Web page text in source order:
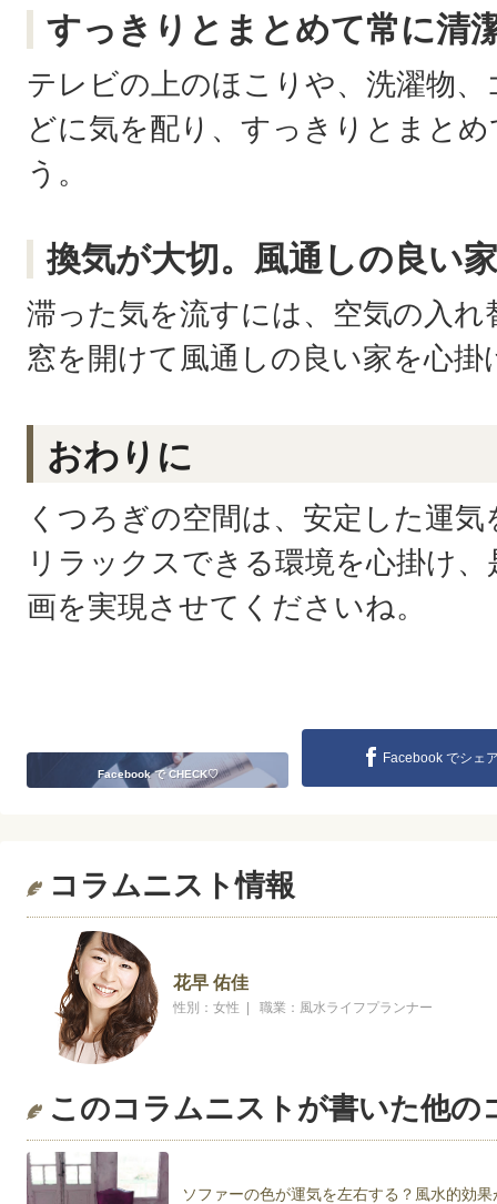
すっきりとまとめて常に清
テレビの上のほこりや、洗濯物
どに気を配り、すっきりとまと
う。
換気が大切。風通しの良い
滞った気を流すには、空気の入
窓を開けて風通しの良い家を心掛
おわりに
くつろぎの空間は、安定した運
リラックスできる環境を心掛け
画を実現させてくださいね。
Facebook で CHECK♡
Facebook でシェ
コラムニスト情報
花早 佑佳
性別：女性 | 職業：風水ライフプランナー
このコラムニストが書いた他の
ソファーの色が運気を左右する？風水的効